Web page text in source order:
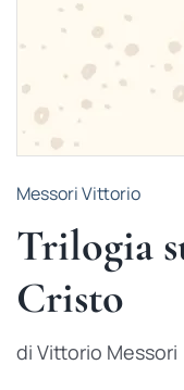
Messori Vittorio
Trilogia
Cristo
di Vittorio Messori